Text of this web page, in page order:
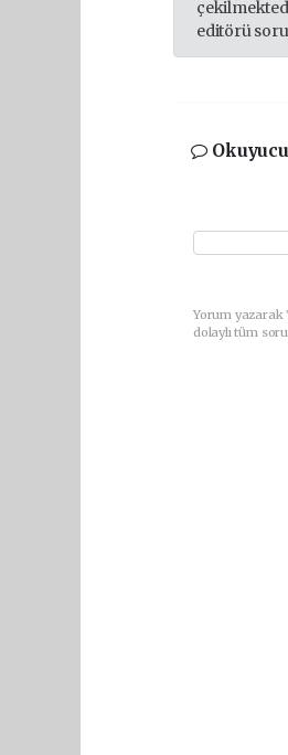
editörü
Yorum yazarak
dolaylı tüm